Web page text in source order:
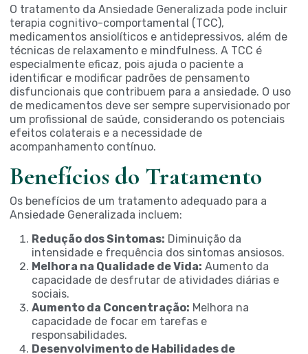
O tratamento da Ansiedade Generalizada pode incluir
terapia cognitivo-comportamental (TCC),
medicamentos ansiolíticos e antidepressivos, além de
técnicas de relaxamento e mindfulness. A TCC é
especialmente eficaz, pois ajuda o paciente a
identificar e modificar padrões de pensamento
disfuncionais que contribuem para a ansiedade. O uso
de medicamentos deve ser sempre supervisionado por
um profissional de saúde, considerando os potenciais
efeitos colaterais e a necessidade de
acompanhamento contínuo.
Benefícios do Tratamento
Os benefícios de um tratamento adequado para a
Ansiedade Generalizada incluem:
Redução dos Sintomas: Diminuição da
intensidade e frequência dos sintomas ansiosos.
Melhora na Qualidade de Vida: Aumento da
capacidade de desfrutar de atividades diárias e
sociais.
Aumento da Concentração: Melhora na
capacidade de focar em tarefas e
responsabilidades.
Desenvolvimento de Habilidades de